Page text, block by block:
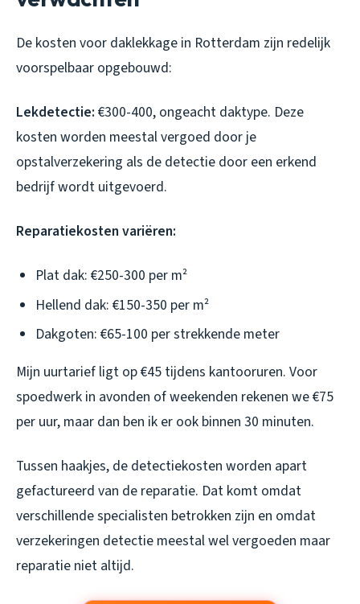
De kosten voor daklekkage in Rotterdam zijn redelijk
voorspelbaar opgebouwd:
Lekdetectie: €300-400, ongeacht daktype. Deze
kosten worden meestal vergoed door je
opstalverzekering als de detectie door een erkend
bedrijf wordt uitgevoerd.
Reparatiekosten variëren:
Plat dak: €250-300 per m²
Hellend dak: €150-350 per m²
Dakgoten: €65-100 per strekkende meter
Mijn uurtarief ligt op €45 tijdens kantooruren. Voor
spoedwerk in avonden of weekenden rekenen we €75
per uur, maar dan ben ik er ook binnen 30 minuten.
Tussen haakjes, de detectiekosten worden apart
gefactureerd van de reparatie. Dat komt omdat
verschillende specialisten betrokken zijn en omdat
verzekeringen detectie meestal wel vergoeden maar
reparatie niet altijd.